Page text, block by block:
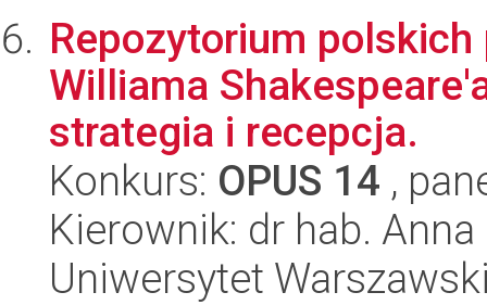
Repozytorium
Williama
strategia i recepcja.
Konkurs: OPUS 14 ,
Kierownik: dr hab.
Uniwersytet